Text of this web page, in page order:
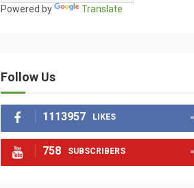
Powered by Translate
Follow Us
1113957 LIKES
758 SUBSCRIBERS